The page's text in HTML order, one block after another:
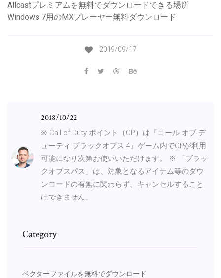
Allcastプレミアムを無料でダウンロードできる場所
Windows 7用のMXプレーヤー無料ダウンロード
2019/09/17
2018/10/22
※ Call of Duty ポイント（CP）は『コール オブ デ
ューティ ブラックオプス 4』ゲーム内でCPが利用
可能になり次第お使いいただけます。 ※ 「ブラッ
クオプスパス」は、対象となるアイテム等のダウ
ンロードの有無に関わらず、キャンセルすること
はできません。
Category
ベクターファイルを無料でダウンロード